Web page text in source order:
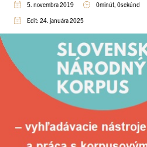
5. novembra 2019 0minút, 0sekúnd
Edit: 24. januára 2025